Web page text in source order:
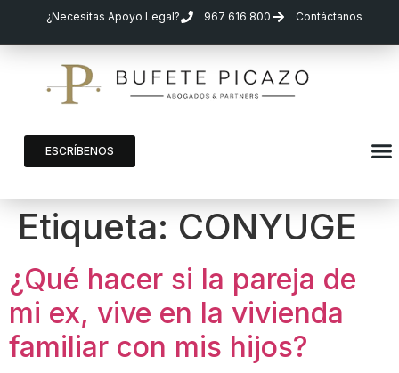
¿Necesitas Apoyo Legal? 967 616 800 Contáctanos
ESCRÍBENOS
Etiqueta: CONYUGE
¿Qué hacer si la pareja de
mi ex, vive en la vivienda
familiar con mis hijos?